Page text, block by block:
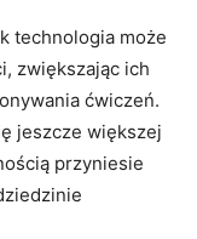
technologia może
zwiększając ich
ćwiczeń.
jeszcze większej
przyniesie